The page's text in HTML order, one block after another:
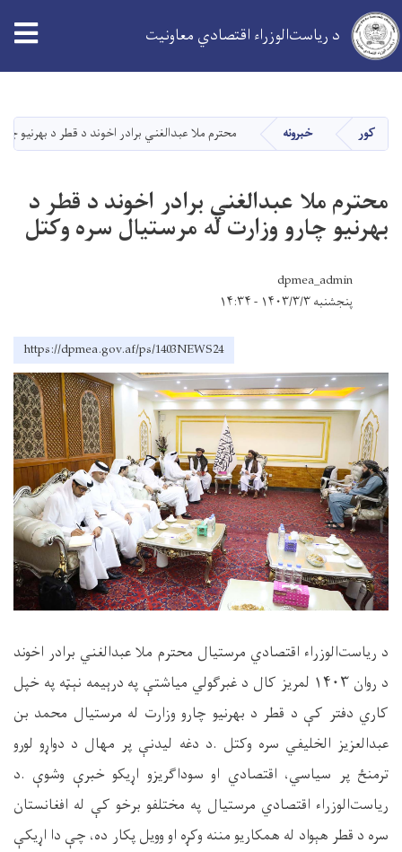
دانګل
د ریاست‌الوزراء اقتصادي معاونیت
کور خبرونه محترم ملا عبدالغني برادر اخوند د قطر د بهرنیو
محترم ملا عبدالغني برادر اخوند د قطر د
بهرنیو چارو وزارت له مرستیال سره وکتل
dpmea_admin
پنجشنبه ۱۴۰۳/۳/۳ - ۱۴:۳۴
https://dpmea.gov.af/ps/1403NEWS24
د ریاست‌الوزراء اقتصادي مرستیال محترم ملا عبدالغني برادر اخوند
د روان ۱۴۰۳ لمریز کال د غبرګولي میاشتې په درېیمه نېټه په خپل
کاري دفتر کې د قطر د بهرنیو چارو وزارت له مرستیال محمد بن
عبدالعزیز الخلیفي سره وکتل .د دغه لیدنې پر مهال د دواړو لورو
ترمنځ پر سیاسي، اقتصادي او سوداګریزو اړیکو خبرې وشوې .د
ریاست‌الوزراء اقتصادي مرستیال په مختلفو برخو کې له افغانستان
سره د قطر هېواد له همکاریو مننه وکړه او وویل پکار ده، چې دا اړیکې